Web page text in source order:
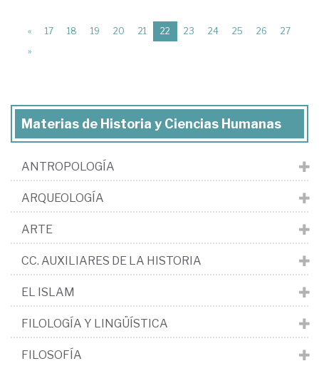
« 17 18 19 20 21 22 (current)
23 24 25 26
27
»
Materias de Historia y Ciencias Humanas
ANTROPOLOGÍA
ARQUEOLOGÍA
ARTE
CC. AUXILIARES DE LA HISTORIA
EL ISLAM
FILOLOGÍA Y LINGÜÍSTICA
FILOSOFÍA